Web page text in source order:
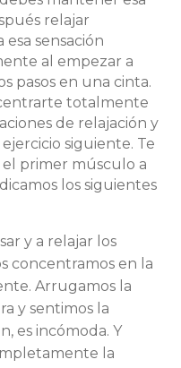
relajar
sensación
al empezar a
pasos en una cinta.
totalmente
de relajación y
siguiente. Te
primer músculo a
los siguientes
y a relajar los
concentramos en la
Arrugamos la
y sentimos la
es incómoda. Y
la